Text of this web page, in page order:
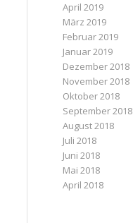
April 2019
März 2019
Februar 2019
Januar 2019
Dezember 2018
November 2018
Oktober 2018
September 2018
August 2018
Juli 2018
Juni 2018
Mai 2018
April 2018